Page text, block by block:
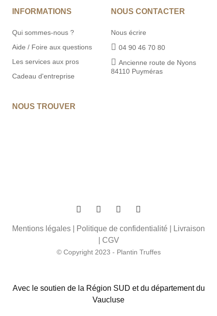
INFORMATIONS
Qui sommes-nous ?
Aide / Foire aux questions
Les services aux pros
Cadeau d'entreprise
NOUS CONTACTER
Nous écrire
04 90 46 70 80
Ancienne route de Nyons
84110 Puyméras
NOUS TROUVER
© Copyright 2023 - Plantin Truffes
Mentions légales Politique de confidentialité
Livraison
CGV
Avec le soutien de la Région SUD et du département du
Vaucluse